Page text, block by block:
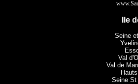
Ile
Seine
Val
Val de
Seine St